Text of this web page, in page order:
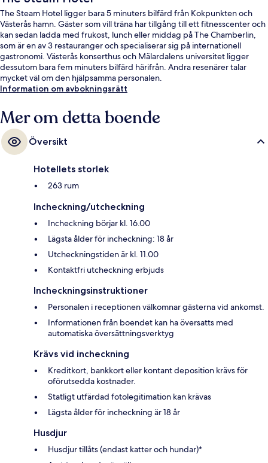
The Steam Hotel ligger bara 5 minuters bilfärd från Kokpunkten och
Västerås hamn. Gäster som vill träna har tillgång till ett fitnesscenter och
kan sedan ladda med frukost, lunch eller middag på The Chamberlin,
som är en av 3 restauranger och specialiserar sig på internationell
gastronomi. Västerås konserthus och Mälardalens universitet ligger
dessutom bara fem minuters bilfärd härifrån. Andra resenärer talar
mycket väl om den hjälpsamma personalen.
Information om avbokningsrätt
Mer om detta boende
Översikt
Hotellets storlek
263 rum
Incheckning/utcheckning
Incheckning börjar kl. 16.00
Lägsta ålder för incheckning: 18 år
Utcheckningstiden är kl. 11.00
Kontaktfri utcheckning erbjuds
Incheckningsinstruktioner
Personalen i receptionen välkomnar gästerna vid ankomst.
Informationen från boendet kan ha översatts med
automatiska översättningsverktyg
Krävs vid incheckning
Kreditkort, bankkort eller kontant deposition krävs för
oförutsedda kostnader.
Statligt utfärdad fotolegitimation kan krävas
Lägsta ålder för incheckning är 18 år
Husdjur
Husdjur tillåts (endast katter och hundar)*